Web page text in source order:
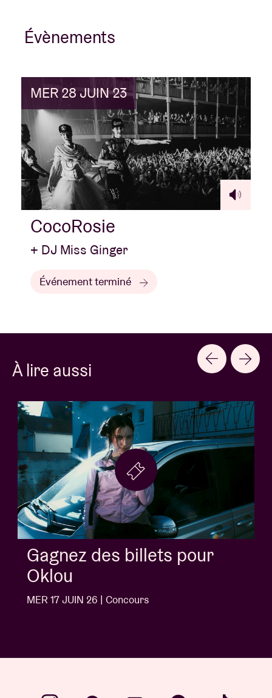
Évènements
MER 28 JUIN 23
CocoRosie
+ DJ Miss Ginger
Événement terminé
À lire aussi
Gagnez des billets pour
Jack White
MER 10 JUIN 26 | Concours